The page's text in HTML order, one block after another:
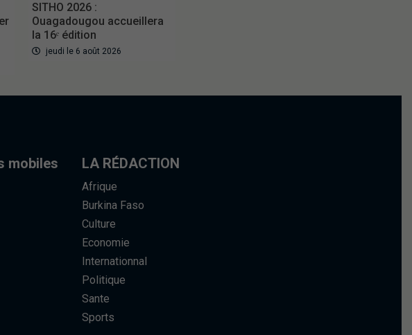
SITHO 2026 :
Ouagadougou accueillera
la 16ᵉ édition
jeudi le 6 août 2026
mobiles LA RÉDACTION
Afrique
Burkina Faso
Culture
Economie
Internationnal
Politique
Sante
Sports